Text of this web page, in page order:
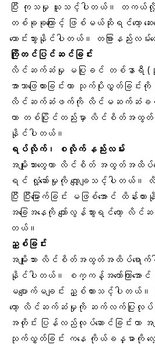
ပြီး ကုသမှု ယူသင့်ပါတယ်။ တကယ်လို့
တစ်ခုခုကြောင့် ဖြစ်မယ်ဆိုရင်တော့ ဆ
ကောင်းသွားနိုင်ပါတယ်။ တခြားနည်းလမ်
ကြိုတင်ပြင်ဆင်ခြင်း
လိင်ဆက်ဆံမှု မပြုခင် တစ်နာရီ (သို့)
အာသာဖြေထားခြင်းဟာ သုက်ပိုးလွှတ်ခြ
လိင်ဆက်ဆံဖက်ကို လိင်မဆက်ဆံခ
ဟာ တစ်ပြိုင်တည်းမှာ လိင်စိတ်အထွ
နိုင်ပါတယ်။
ရပ်လိုက်၊ စလိုက် နည်းလမ်း
အမျိုးသားတွေဟာ လိင်စိတ် အထွတ်အထိပ်
ရင် လှုံ့ဆော်မှုကို လျှော့ချသင့်ပါတယ်။
ပြီး ပြီးမြောက်ခြင်း မဖြစ်အောင် ထိန်
အခြေအနေကို ကျော်လွန်သွားရင်တော့
တယ်။
ညှစ်ခြင်း
အမျိုးသား လိင်စိတ်အထွတ်အထိပ်ရေ
နိုင်ပါတယ်။ စက္ကန့်အတော်ကြာအ
မပျောက်မချင်း ညှစ်ထားသင့်ပါတယ်
တော့ လိင်ဆက်ဆံမှုကို ဆက်လက်ပြုလုပ်
အတိုင်း ပြန်လည်လုပ်ဆောင်ခြင်းဟ
သုက်လွှတ်ခြင်း ကနေ ကိုယ်ခန္ဓာကို လေ့ကျ